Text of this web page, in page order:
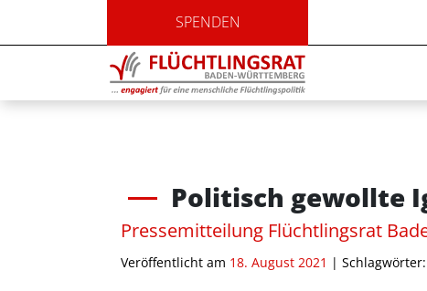
SPENDEN
Politisch gewollte
Pressemitteilung Flüchtlingsrat
Veröffentlicht am 18. August 2021 | Schlagwörter: